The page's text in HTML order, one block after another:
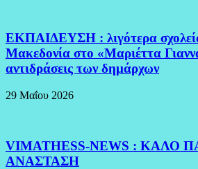
ΕΚΠΑΙΔΕΥΣΗ : λιγότερα
Μακεδονία στο «Μαριέττα
αντιδράσεις των δημάρχων
29 Μαΐου 2026
VIMATHESS-NEWS : ΚΑΛΟ
ΑΝΑΣΤΑΣΗ